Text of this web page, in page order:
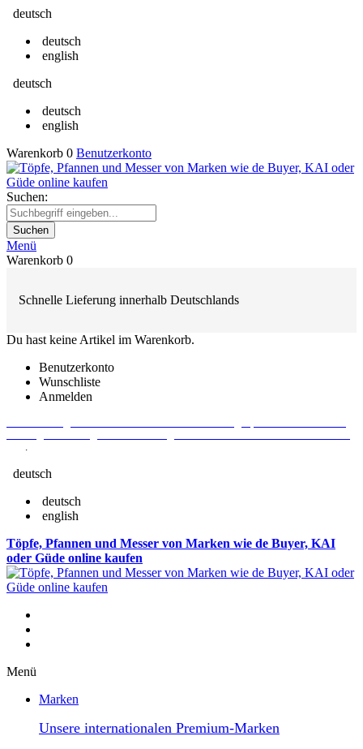
deutsch
deutsch
english
deutsch
deutsch
english
Warenkorb 0 Benutzerkonto
Suchen:
Suchen
Menü
Warenkorb 0
Schnelle Lieferung innerhalb Deutschlands
Du hast keine Artikel im Warenkorb.
Benutzerkonto
Wunschliste
Anmelden
.
deutsch
deutsch
english
Töpfe, Pfannen und Messer von Marken wie de Buyer, KAI
oder Güde online kaufen
Menü
Marken
Unsere internationalen Premium-Marken